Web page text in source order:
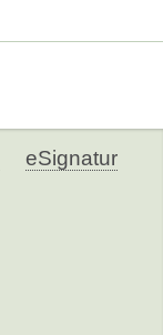
eSignatur